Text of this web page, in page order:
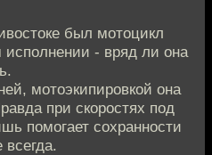
был мотоцикл
- вряд ли она
мотоэкипировкой она
при скоростях под
помогает сохранности
всегда.